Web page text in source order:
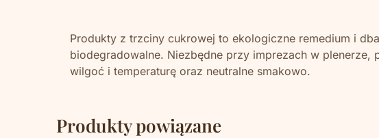
Produkty z trzciny cukrowej to ekologiczne remedium i
biodegradowalne. Niezbędne przy imprezach w
wilgoć i temperaturę oraz neutralne smakowo.
Produkty powiązane